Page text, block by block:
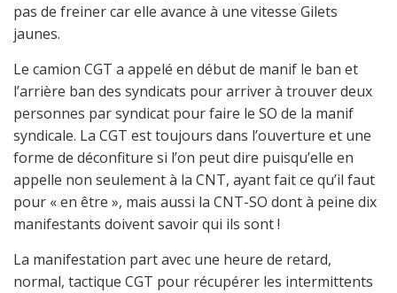
pas de freiner car elle avance à une vitesse Gilets
jaunes.
Le camion CGT a appelé en début de manif le ban et
l’arrière ban des syndicats pour arriver à trouver deux
personnes par syndicat pour faire le SO de la manif
syndicale. La CGT est toujours dans l’ouverture et une
forme de déconfiture si l’on peut dire puisqu’elle en
appelle non seulement à la CNT, ayant fait ce qu’il faut
pour « en être », mais aussi la CNT-SO dont à peine dix
manifestants doivent savoir qui ils sont !
La manifestation part avec une heure de retard,
normal, tactique CGT pour récupérer les intermittents